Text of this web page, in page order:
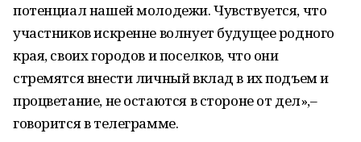
потенциал нашей молодежи. Чувствуется, что
участников искренне волнует будущее родного
края, своих городов и поселков, что они
стремятся внести личный вклад в их подъем и
процветание, не остаются в стороне от дел»,–
говорится в телеграмме.